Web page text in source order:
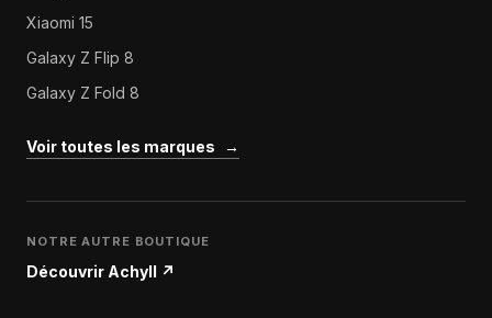
Xiaomi 15
Galaxy Z Flip 8
Galaxy Z Fold 8
Voir toutes les marques →
NOTRE AUTRE BOUTIQUE
Découvrir Achyll ↗